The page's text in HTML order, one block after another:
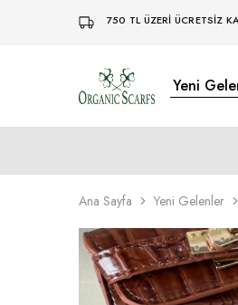
750 TL ÜZERİ ÜCRETSİZ
Organikscarf Yeni
Ana Sayfa Yeni Gelenler